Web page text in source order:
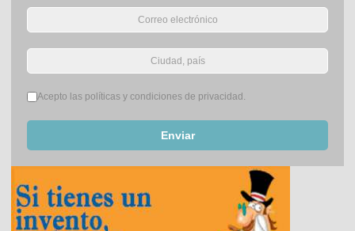
Términos del servicio*
Acepto las políticas y condiciones de privacidad.
Enviar